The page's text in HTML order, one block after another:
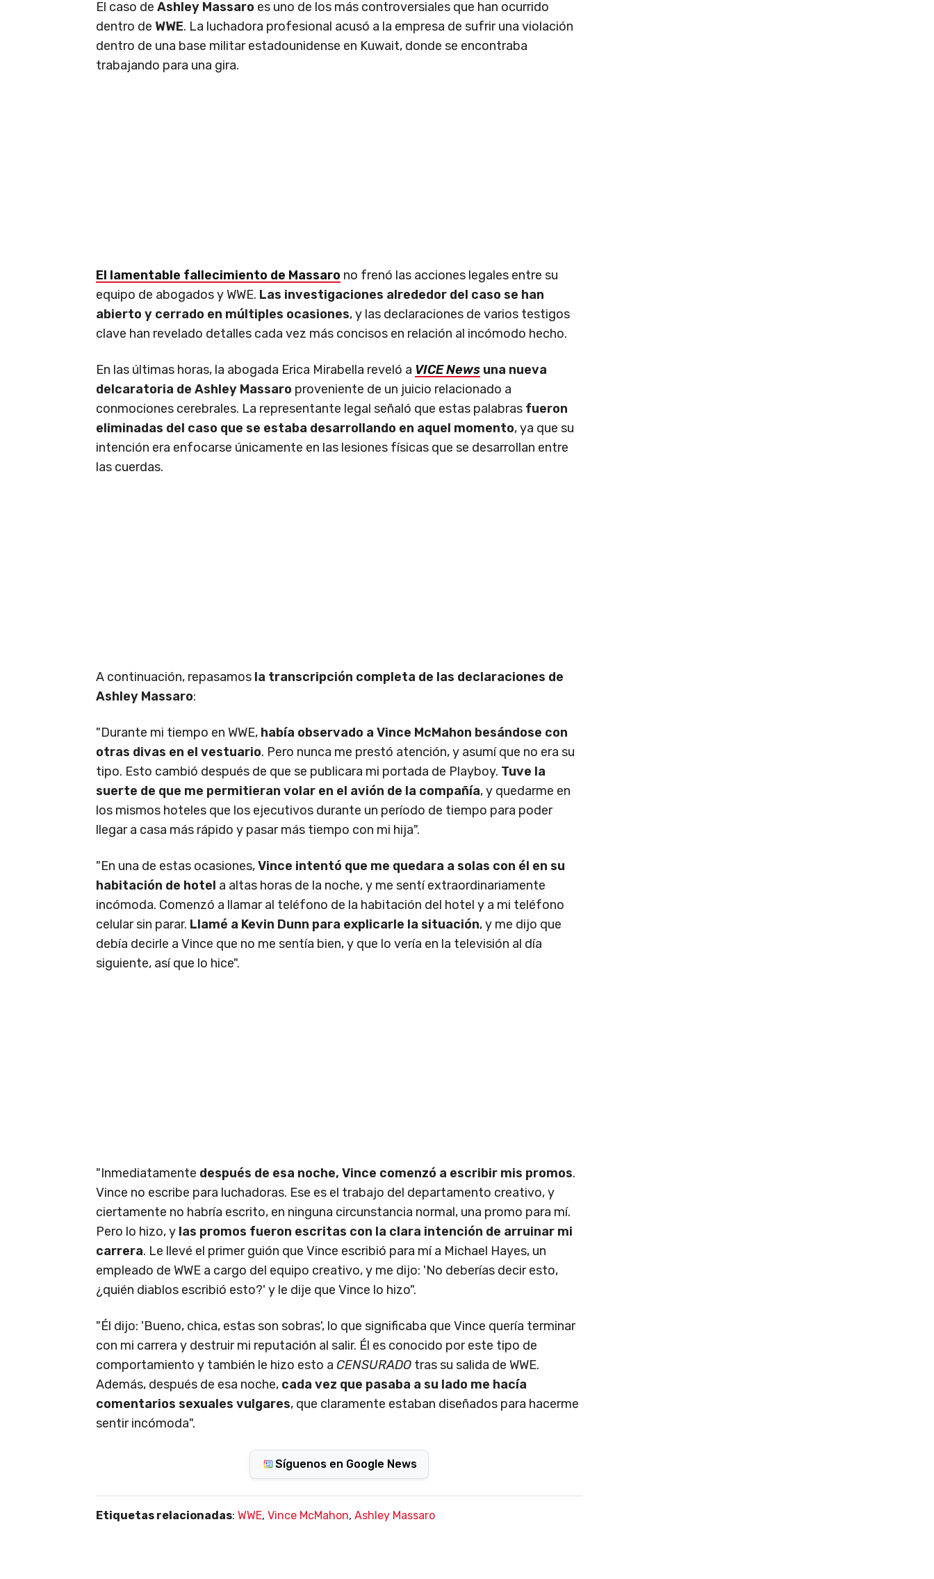
El caso de Ashley Massaro es uno de los más controversiales que han ocurrido
dentro de WWE. La luchadora profesional acusó a la empresa de sufrir una violación
dentro de una base militar estadounidense en Kuwait, donde se encontraba
trabajando para una gira.
El lamentable fallecimiento de Massaro no frenó las acciones legales entre su
equipo de abogados y WWE. Las investigaciones alrededor del caso se han
abierto y cerrado en múltiples ocasiones, y las declaraciones de varios testigos
clave han revelado detalles cada vez más concisos en relación al incómodo hecho.
En las últimas horas, la abogada Erica Mirabella reveló a VICE News una nueva
delcaratoria de Ashley Massaro proveniente de un juicio relacionado a
conmociones cerebrales. La representante legal señaló que estas palabras fueron
eliminadas del caso que se estaba desarrollando en aquel momento, ya que su
intención era enfocarse únicamente en las lesiones físicas que se desarrollan entre
las cuerdas.
A continuación, repasamos la transcripción completa de las declaraciones de
Ashley Massaro:
"Durante mi tiempo en WWE, había observado a Vince McMahon besándose con
otras divas en el vestuario. Pero nunca me prestó atención, y asumí que no era su
tipo. Esto cambió después de que se publicara mi portada de Playboy. Tuve la
suerte de que me permitieran volar en el avión de la compañía, y quedarme en
los mismos hoteles que los ejecutivos durante un período de tiempo para poder
llegar a casa más rápido y pasar más tiempo con mi hija".
"En una de estas ocasiones,Vince intentó que me quedara a solas con él en su
habitación de hotel a altas horas de la noche, y me sentí extraordinariamente
incómoda. Comenzó a llamar al teléfono de la habitación del hotel y a mi teléfono
celular sin parar. Llamé a Kevin Dunn para explicarle la situación, y me dijo que
debía decirle a Vince que no me sentía bien, y que lo vería en la televisión al día
siguiente, así que lo hice".
"Inmediatamente después de esa noche, Vince comenzó a escribir mis promos.
Vince no escribe para luchadoras. Ese es el trabajo del departamento creativo, y
ciertamente no habría escrito, en ninguna circunstancia normal, una promo para mí.
Pero lo hizo, y las promos fueron escritas con la clara intención de arruinar mi
carrera. Le llevé el primer guión que Vince escribió para mí a Michael Hayes, un
empleado de WWE a cargo del equipo creativo, y me dijo: 'No deberías decir esto,
¿quién diablos escribió esto?' y le dije que Vince lo hizo".
"Él dijo: 'Bueno, chica, estas son sobras', lo que significaba que Vince quería terminar
con mi carrera y destruir mi reputación al salir. Él es conocido por este tipo de
comportamiento y también le hizo esto a CENSURADO tras su salida de WWE.
Además, después de esa noche, cada vez que pasaba a su lado me hacía
comentarios sexuales vulgares, que claramente estaban diseñados para hacerme
sentir incómoda".
Síguenos en Google News
Etiquetas relacionadas: WWE, Vince McMahon, Ashley Massaro